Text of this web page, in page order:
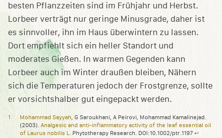
besten Pflanzzeiten sind im Frühjahr und Herbst.
Lorbeer verträgt nur geringe Minusgrade, daher ist
es sinnvoller, ihn im Haus überwintern zu lassen.
Dort empfiehlt sich ein heller Standort und
moderates Gießen. In warmen Gegenden kann
Lorbeer auch im Winter draußen bleiben, Nähern
sich die Temperaturen jedoch der Frostgrenze, sollte
er vorsichtshalber gut eingepackt werden.
Mohammad Sayyah, G Saroukhani, A Peirovi, Mohammad Kamalinejad.
(2003). Analgesic and anti-inflammatory activity of the leaf essential oil
of Laurus nobilis L. Phytotherapy Research. DOI:10.1002/ptr.1197 ↩︎